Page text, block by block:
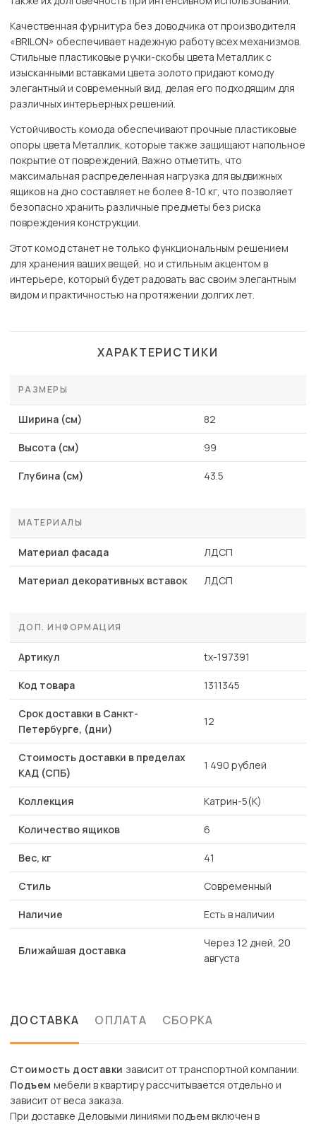
Качественная фурнитура без доводчика от производителя
«BRILON» обеспечивает надежную работу всех механизмов.
Стильные пластиковые ручки-скобы цвета Металлик с
изысканными вставками цвета золото придают комоду
элегантный и современный вид, делая его подходящим для
различных интерьерных решений.
Устойчивость комода обеспечивают прочные пластиковые
опоры цвета Металлик, которые также защищают напольное
покрытие от повреждений. Важно отметить, что
максимальная распределенная нагрузка для выдвижных
ящиков на дно составляет не более 8-10 кг, что позволяет
безопасно хранить различные предметы без риска
повреждения конструкции.
Этот комод станет не только функциональным решением
для хранения ваших вещей, но и стильным акцентом в
интерьере, который будет радовать вас своим элегантным
видом и практичностью на протяжении долгих лет.
ХАРАКТЕРИСТИКИ
РАЗМЕРЫ
Ширина (см) 82
Высота (см) 99
Глубина (см) 43.5
МАТЕРИАЛЫ
Материал фасада ЛДСП
Материал декоративных вставок ЛДСП
ДОП. ИНФОРМАЦИЯ
Артикул tx-197391
Код товара 1311345
Срок доставки в Санкт-
Петербурге, (дни)
12
Стоимость доставки в пределах
КАД (СПБ)
1 490 рублей
Коллекция Катрин-5(К)
Количество ящиков 6
Вес, кг 41
Стиль Современный
Наличие Есть в наличии
Ближайшая доставка
Через 12 дней, 20
августа
ДОСТАВКА ОПЛАТА СБОРКА
Стоимость доставки зависит от транспортной компании.
Подъем мебели в квартиру рассчитывается отдельно и
зависит от веса заказа.
При доставке Деловыми линиями подъем включен в